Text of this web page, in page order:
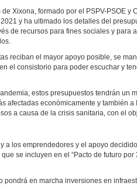
Xixona, formado por el PSPV-PSOE y
y ha ultimado los detalles del
de recursos para fines sociales y para
reciban el mayor apoyo posible, se
el consistorio para poder escuchar y
estos presupuestos tendrán un
afectadas económicamente y también
a causa de la crisis sanitaria, con el
a los emprendedores y el apoyo
se incluyen en el “Pacto de futuro por
pondrá en marcha inversiones en